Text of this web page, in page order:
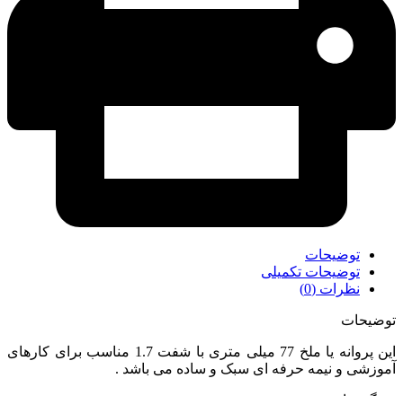
توضیحات
توضیحات تکمیلی
نظرات (0)
توضیحات
این پروانه یا ملخ 77 میلی متری با شفت 1.7 مناسب برای کارهای
آموزشی و نیمه حرفه ای سبک و ساده می باشد .